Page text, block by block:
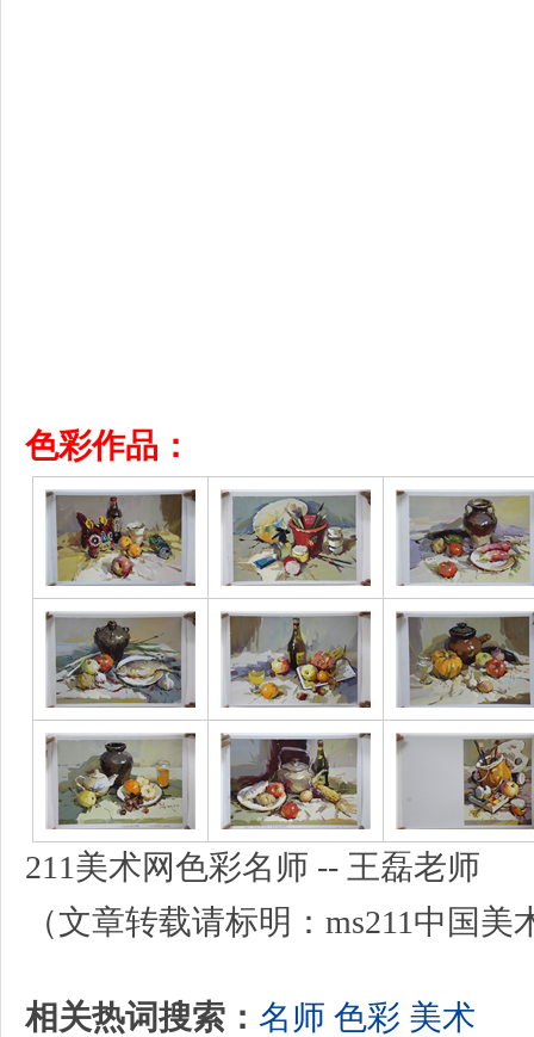
色彩作品：
211美术网色彩名师 -- 王磊老师
（文章转载请标明：ms211中国美
相关热词搜索： 名师 色彩 美术